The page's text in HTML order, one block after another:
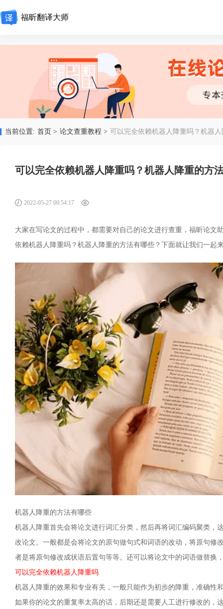
福昕翻译大师
当前位置: 首页 > 论文查重教程 > 可以完全依赖机器人降重吗？机器
可以完全依赖机器人降重吗？机器人降重的方
2022-05-27 00:54:17
大家在写论文的过程中，都需要对自己的论文进行查重，福昕论
依赖机器人降重吗？机器人降重的方法有哪些？下面就让我们一起
机器人降重的方法有哪些
机器人降重首先会将论文进行词汇分类，然后再将词汇编码聚类
改论文。一般都是会将论文的原句做句式和词语的改动，将原句
者是将原句修改成状语后置句等等。还可以将论文中的词语做替
可以完全依赖机器人降重吗
机器人降重的效果和专业有关，一般只能作为初步的降重，准确
如果你的论文的重复率太高的话，后期还是需要人工进行修改的，